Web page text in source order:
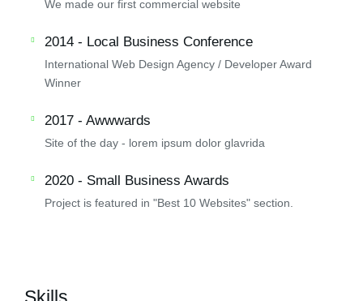
We made our first commercial website
2014 - Local Business Conference
International Web Design Agency / Developer Award
Winner
2017 - Awwwards
Site of the day - lorem ipsum dolor glavrida
2020 - Small Business Awards
Project is featured in "Best 10 Websites" section.
Skills